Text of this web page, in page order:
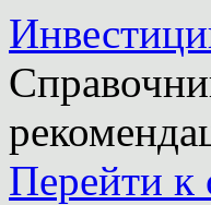
Перейти